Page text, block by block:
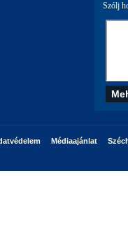
Szólj
Médiaajánlat